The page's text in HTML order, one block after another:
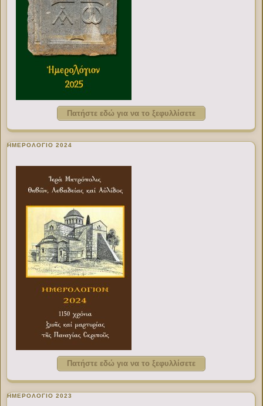
Πατήστε εδώ για να το ξεφυλλίσετε
ΗΜΕΡΟΛΟΓΙΟ 2024
Πατήστε εδώ για να το ξεφυλλίσετε
ΗΜΕΡΟΛΟΓΙΟ 2023